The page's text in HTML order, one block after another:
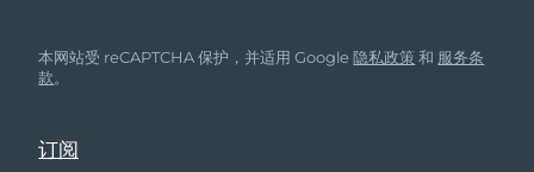
本网站受 reCAPTCHA 保护，并适用 Google隐私政策 和 服务条
款。